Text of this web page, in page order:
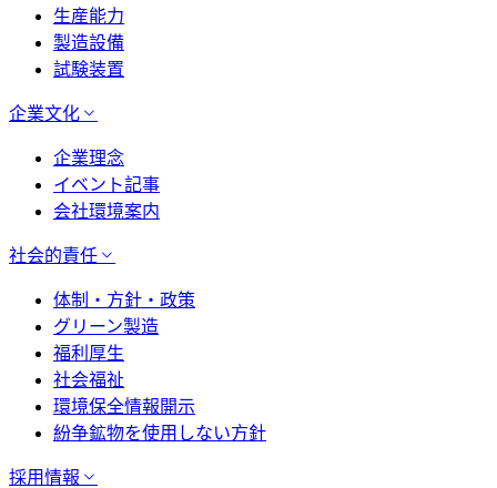
生産能力
製造設備
試験装置
企業文化
企業理念
イベント記事
会社環境案内
社会的責任
体制・方針・政策
グリーン製造
福利厚生
社会福祉
環境保全情報開示
紛争鉱物を使用しない方針
採用情報